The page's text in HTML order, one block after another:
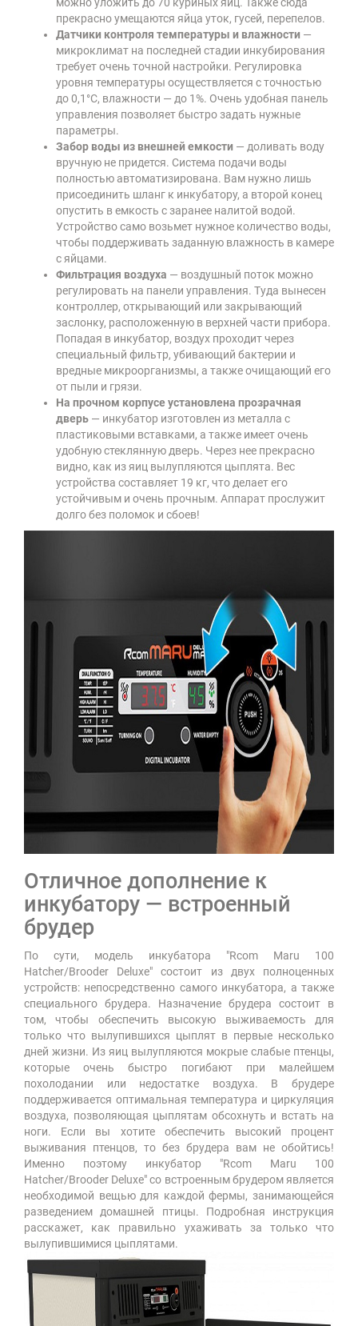
прекрасно умещаются яйца уток, гусей, перепелов.
Датчики контроля температуры и влажности —
микроклимат на последней стадии инкубирования
требует очень точной настройки. Регулировка
уровня температуры осуществляется с точностью
до 0,1°C, влажности — до 1%. Очень удобная панель
управления позволяет быстро задать нужные
параметры.
Забор воды из внешней емкости — доливать воду
вручную не придется. Система подачи воды
полностью автоматизирована. Вам нужно лишь
присоединить шланг к инкубатору, а второй конец
опустить в емкость с заранее налитой водой.
Устройство само возьмет нужное количество воды,
чтобы поддерживать заданную влажность в камере
с яйцами.
Фильтрация воздуха — воздушный поток можно
регулировать на панели управления. Туда вынесен
контроллер, открывающий или закрывающий
заслонку, расположенную в верхней части прибора.
Попадая в инкубатор, воздух проходит через
специальный фильтр, убивающий бактерии и
вредные микроорганизмы, а также очищающий его
от пыли и грязи.
На прочном корпусе установлена прозрачная
дверь — инкубатор изготовлен из металла с
пластиковыми вставками, а также имеет очень
удобную стеклянную дверь. Через нее прекрасно
видно, как из яиц вылупляются цыплята. Вес
устройства составляет 19 кг, что делает его
устойчивым и очень прочным. Аппарат прослужит
долго без поломок и сбоев!
Отличное дополнение к
инкубатору — встроенный
брудер
По сути, модель инкубатора "Rcom Maru 100
Hatcher/Brooder Deluxe" состоит из двух полноценных
устройств: непосредственно самого инкубатора, а также
специального брудера. Назначение брудера состоит в
том, чтобы обеспечить высокую выживаемость для
только что вылупившихся цыплят в первые несколько
дней жизни. Из яиц вылупляются мокрые слабые птенцы,
которые очень быстро погибают при малейшем
похолодании или недостатке воздуха. В брудере
поддерживается оптимальная температура и циркуляция
воздуха, позволяющая цыплятам обсохнуть и встать на
ноги. Если вы хотите обеспечить высокий процент
выживания птенцов, то без брудера вам не обойтись!
Именно поэтому инкубатор "Rcom Maru 100
Hatcher/Brooder Deluxe" со встроенным брудером является
необходимой вещью для каждой фермы, занимающейся
разведением домашней птицы. Подробная инструкция
расскажет, как правильно ухаживать за только что
вылупившимися цыплятами.